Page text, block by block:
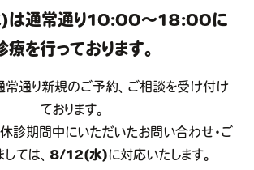
通常通り10:00～18:00に
療を行っております。
通り新規のご予約、ご相談を受け付け
ております。
診期間中にいただいたお問い合わせ・ご
ては、 8/12(水)に対応いたします。